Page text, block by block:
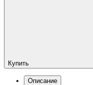
Купить
Описание